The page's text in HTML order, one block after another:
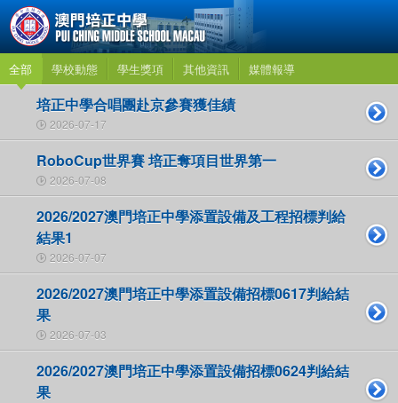
全部 學校動態 學生獎項 其他資訊 媒體報導
培正中學合唱團赴京參賽獲佳績
2026-07-17
RoboCup世界賽 培正奪項目世界第一
2026-07-08
2026/2027澳門培正中學添置設備及工程招標判給
結果1
2026-07-07
2026/2027澳門培正中學添置設備招標0617判給結
果
2026-07-03
2026/2027澳門培正中學添置設備招標0624判給結
果